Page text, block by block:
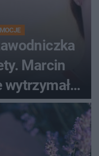
Marcin
sytuacja"